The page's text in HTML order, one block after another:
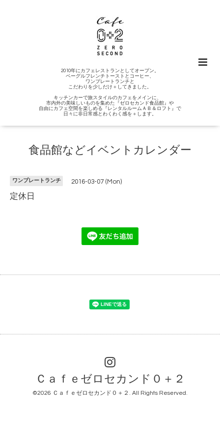
2010年にカフェレストランとしてオープン。
ベーグルフレンチトーストとコーヒー、
ワンプレートランチと
こだわりを少しだけ＋してきました。
キッチンカーで旅スタイルのカフェをメインに、
市内外の美味しいものを集めた『ゼロセカンド食品館』や
自由にカフェ空間を楽しめる『レンタルルームＡＢ＆ロフト』で
日々に非日常感とわくわく感を＋します。
食品館などイベントカレンダー
ワンプレートランチ 2016-03-07 (Mon)
定休日
Ｃａｆｅゼロセカンド０＋２
©2026 Ｃａｆｅゼロセカンド０＋２ . All Rights Reserved.